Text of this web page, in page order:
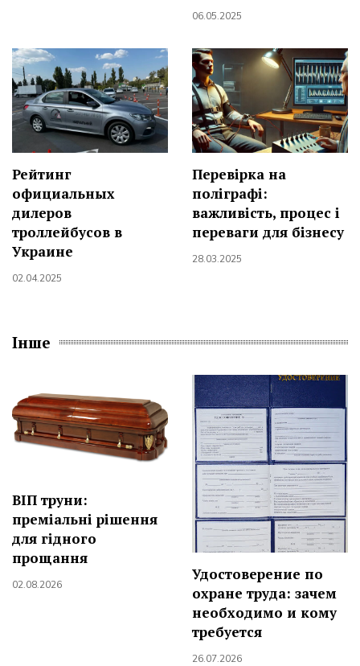
06.05.2025
Рейтинг
официальных
дилеров
троллейбусов в
Украине
02.04.2025
Перевірка на
поліграфі:
важливість, процес і
переваги для бізнесу
28.03.2025
Інше
ВІП труни:
преміальні рішення
для гідного
прощання
02.08.2026
Удостоверение по
охране труда: зачем
необходимо и кому
требуется
26.07.2026